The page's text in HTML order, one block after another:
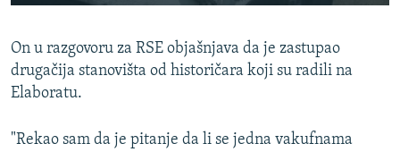
On u razgovoru za RSE objašnjava da je zastupao
drugačija stanovišta od historičara koji su radili na
Elaboratu.
"Rekao sam da je pitanje da li se jedna vakufnama